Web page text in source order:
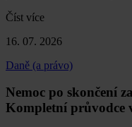
Číst více
16. 07. 2026
Daně (a právo)
Nemoc po skončení
Kompletní průvodce